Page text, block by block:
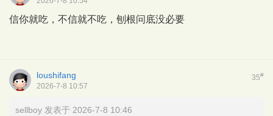
信你就吃，不信就不吃，刨根问底没必要
35#
loushifang
2026-7-8 10:57
sellboy 发表于 2026-7-8 10:46